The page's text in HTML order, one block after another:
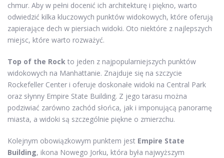
chmur. Aby w pełni docenić ich architekturę i piękno, warto
odwiedzić kilka kluczowych punktów widokowych, które oferują
zapierające dech w piersiach widoki. Oto niektóre z najlepszych
miejsc, które warto rozważyć.
Top of the Rock to jeden z najpopularniejszych punktów
widokowych na Manhattanie. Znajduje się na szczycie
Rockefeller Center i oferuje doskonałe widoki na Central Park
oraz słynny Empire State Building. Z jego tarasu można
podziwiać zarówno zachód słońca, jak i imponującą panoramę
miasta, a widoki są szczególnie piękne o zmierzchu.
Kolejnym obowiązkowym punktem jest Empire State
Building, ikona Nowego Jorku, która była najwyższym